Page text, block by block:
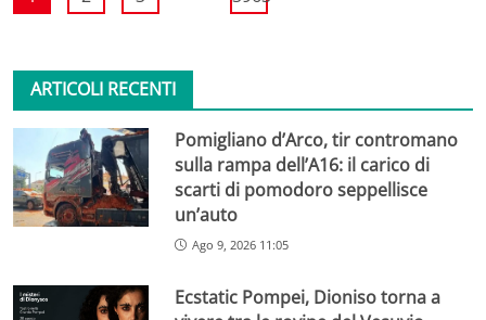
ARTICOLI RECENTI
Pomigliano d’Arco, tir contromano
sulla rampa dell’A16: il carico di
scarti di pomodoro seppellisce
un’auto
Ago 9, 2026 11:05
Ecstatic Pompei, Dioniso torna a